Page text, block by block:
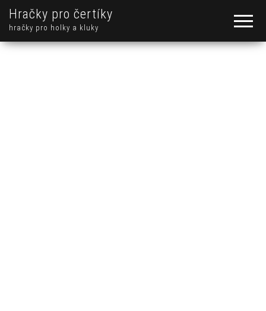
Hračky pro čertíky
hračky pro holky a kluky